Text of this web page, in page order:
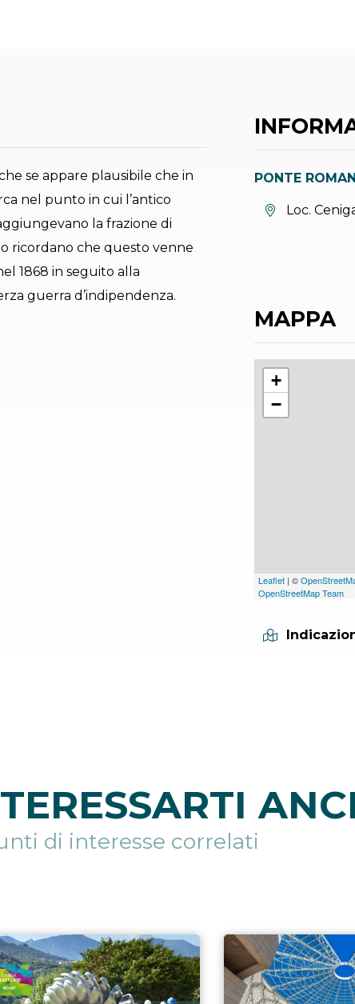
se appare plausibile che in
nel punto in cui l’antico
la frazione di
ricordano che questo venne
1868 in seguito alla
guerra d’indipendenza.
PONTE
Località:
Loc.
MAPPA
+
−
Leaflet | ©
OpenStreetMap Team
di interesse correlati